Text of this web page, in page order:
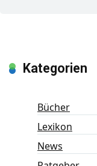
Kategorien
Bücher
Lexikon
News